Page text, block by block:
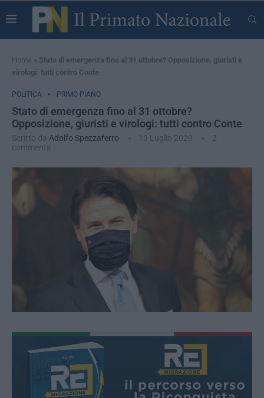
Home » Stato di emergenza fino al 31 ottobre? Opposizione, giuristi e
virologi: tutti contro Conte
POLITICA PRIMO PIANO
Stato di emergenza fino al 31 ottobre?
Opposizione, giuristi e virologi: tutti contro Conte
Scritto da Adolfo Spezzaferro 13 Luglio 2020
2
comments